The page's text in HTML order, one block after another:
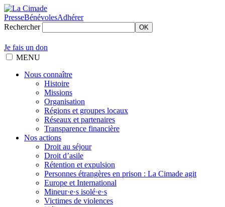
PresseBénévolesAdhérer
Rechercher
OK
Je fais un don
MENU
Nous connaître
Histoire
Missions
Organisation
Régions et groupes locaux
Réseaux et partenaires
Transparence financière
Nos actions
Droit au séjour
Droit d’asile
Rétention et expulsion
Personnes étrangères en prison : La Cimade agit
Europe et International
Mineur·e·s isolé·e·s
Victimes de violences